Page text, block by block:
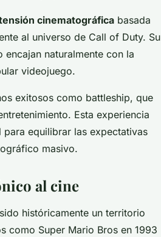
cinematográfica basada
al universo de Call of Duty. Su
naturalmente con la
videojuego.
exitosos como battleship, que
Esta experiencia
equilibrar las expectativas
masivo.
al cine
históricamente un territorio
como Super Mario Bros en 1993